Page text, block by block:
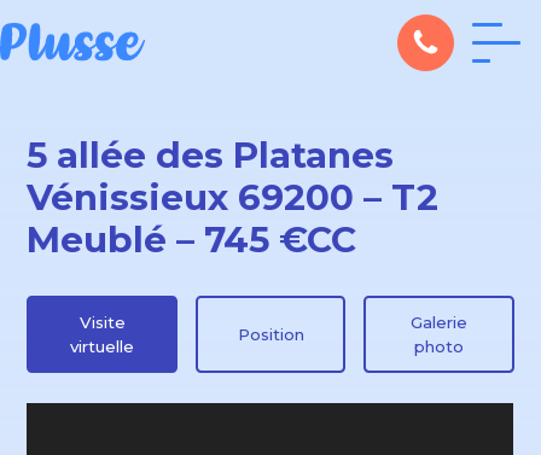
5 allée des Platanes
Vénissieux 69200 – T2
Meublé – 745 €CC
Visite
virtuelle
Position
Galerie
photo